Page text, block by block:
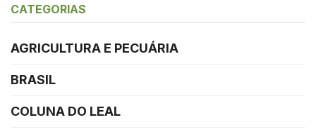
CATEGORIAS
AGRICULTURA E PECUÁRIA
BRASIL
COLUNA DO LEAL